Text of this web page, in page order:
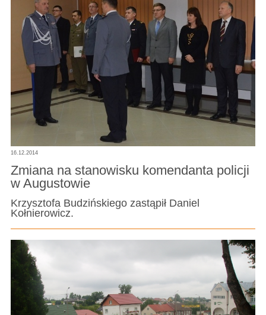
16.12.2014
Zmiana na stanowisku komendanta policji
w Augustowie
Krzysztofa Budzińskiego zastąpił Daniel
Kołnierowicz.